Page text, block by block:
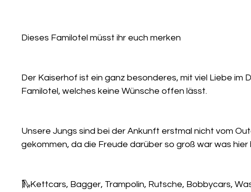
Dieses Familotel müsst ihr euch merken
Der Kaiserhof ist ein ganz besonderes, mit viel Liebe im
Familotel, welches keine Wünsche offen lässt.
Unsere Jungs sind bei der Ankunft erstmal nicht vom
gekommen, da die Freude darüber so groß war was
🛝Kettcars, Bagger, Trampolin, Rutsche, Bobbycars,